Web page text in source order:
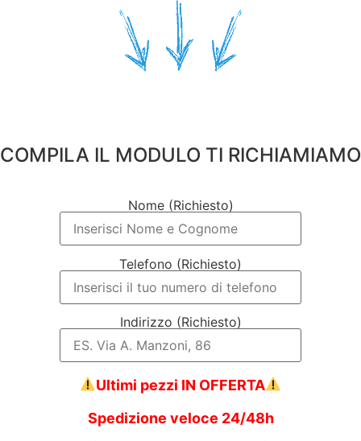
COMPILA IL MODULO TI RICHIAMIAMO
Nome (Richiesto)
Telefono (Richiesto)
Indirizzo (Richiesto)
Ultimi pezzi IN OFFERTA
Spedizione veloce 24/48h